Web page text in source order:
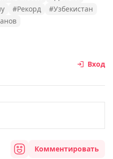
#Рекорд
#Узбекистан
Вход
Комментировать